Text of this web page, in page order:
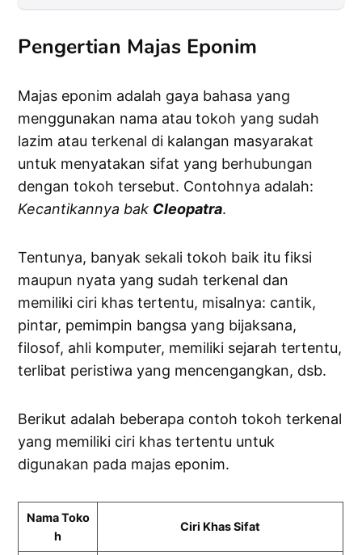
Pengertian Majas Eponim
Majas eponim adalah gaya bahasa yang
menggunakan nama atau tokoh yang sudah
lazim atau terkenal di kalangan masyarakat
untuk menyatakan sifat yang berhubungan
dengan tokoh tersebut. Contohnya adalah:
Kecantikannya bak Cleopatra.
Tentunya, banyak sekali tokoh baik itu fiksi
maupun nyata yang sudah terkenal dan
memiliki ciri khas tertentu, misalnya: cantik,
pintar, pemimpin bangsa yang bijaksana,
filosof, ahli komputer, memiliki sejarah tertentu,
terlibat peristiwa yang mencengangkan, dsb.
Berikut adalah beberapa contoh tokoh terkenal
yang memiliki ciri khas tertentu untuk
digunakan pada majas eponim.
Nama Toko
h
Ciri Khas Sifat